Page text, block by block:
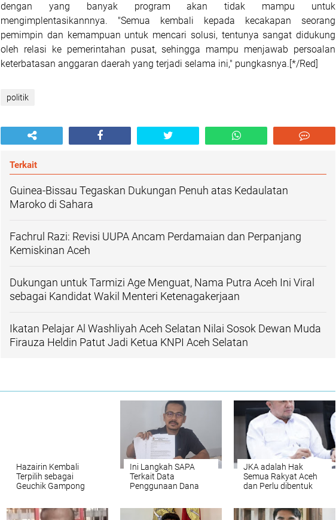
dengan yang banyak program akan tidak mampu untuk
mengimplentasikannnya. "Semua kembali kepada kecakapan seorang
pemimpin dan kemampuan untuk mencari solusi, tentunya sangat didukung
oleh relasi ke pemerintahan pusat, sehingga mampu menjawab persoalan
keterbatasan anggaran daerah yang terjadi selama ini," pungkasnya.[*/Red]
politik
Terkait
Guinea-Bissau Tegaskan Dukungan Penuh atas Kedaulatan
Maroko di Sahara
Fachrul Razi: Revisi UUPA Ancam Perdamaian dan Perpanjang
Kemiskinan Aceh
Dukungan untuk Tarmizi Age Menguat, Nama Putra Aceh Ini Viral
sebagai Kandidat Wakil Menteri Ketenagakerjaan
Ikatan Pelajar Al Washliyah Aceh Selatan Nilai Sosok Dewan Muda
Firauza Heldin Patut Jadi Ketua KNPI Aceh Selatan
Hazairin Kembali
Terpilih sebagai
Geuchik Gampong
Ini Langkah SAPA
Terkait Data
Penggunaan Dana
Anggaran 2025
JKA adalah Hak
Semua Rakyat Aceh
dan Perlu dibentuk
Sakit